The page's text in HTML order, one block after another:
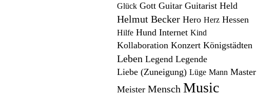
Glück Gott Guitar Guitarist Held
Helmut Becker Hero Herz Hessen
Hilfe Hund Internet Kind
Kollaboration Konzert Königstädten
Leben Legend Legende
Liebe (Zuneigung) Lüge Mann Master
Meister Mensch Music